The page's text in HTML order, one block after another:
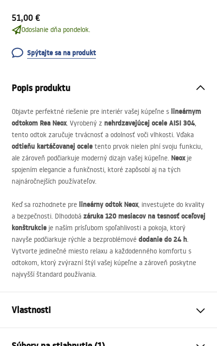
51,00 €
Odoslanie dňa pondelok.
Spýtajte sa na produkt
Popis produktu
Objavte perfektné riešenie pre interiér vašej kúpeľne s lineárnym
odtokom Rea Neox. Vyrobený z nehrdzavejúcej ocele AISI 304,
tento odtok zaručuje trvácnosť a odolnosť voči vlhkosti. Vďaka
odtieňu kartáčovanej ocele tento prvok nielen plní svoju funkciu,
ale zároveň podčiarkuje moderný dizajn vašej kúpeľne. Neoxje
spojením elegancie a funkčnosti, ktoré zapôsobí aj na tých
najnáročnejších používateľov.
Keď sa rozhodnete pre lineárny odtok Neox, investujete do kvality
a bezpečnosti. Dlhodobá záruka 120 mesiacov na tesnosť oceľovej
konštrukcie je naším prísľubom spoľahlivosti a pokoja, ktorý
navyše podčiarkuje rýchle a bezproblémové dodanie do 24 h.
Vytvorte jedinečné miesto relaxu a každodenného komfortu s
odtokom, ktorý zvýrazní štýl vašej kúpeľne a zároveň poskytne
najvyšší štandard používania.
Vlastnosti